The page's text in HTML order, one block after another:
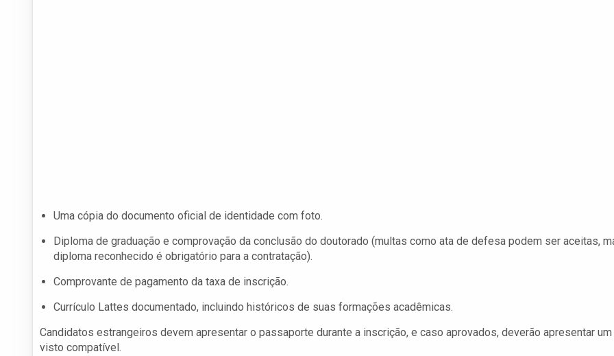
Uma cópia do documento oficial de identidade com foto.
Diploma de graduação e comprovação da conclusão do doutorado (multas como ata de defesa podem ser aceitas,
diploma reconhecido é obrigatório para a contratação).
Comprovante de pagamento da taxa de inscrição.
Currículo Lattes documentado, incluindo históricos de suas formações acadêmicas.
Candidatos estrangeiros devem apresentar o passaporte durante a inscrição, e caso aprovados, deverão apresentar um
visto compatível.